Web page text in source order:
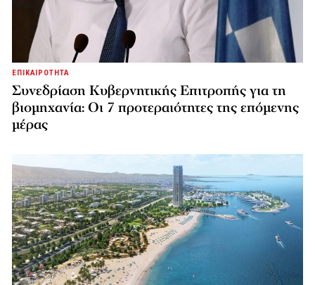
ΕΠΙΚΑΙΡΟΤΗΤΑ
Συνεδρίαση Κυβερνητικής Επιτροπής για τη
βιομηχανία: Οι 7 προτεραιότητες της επόμενης
μέρας